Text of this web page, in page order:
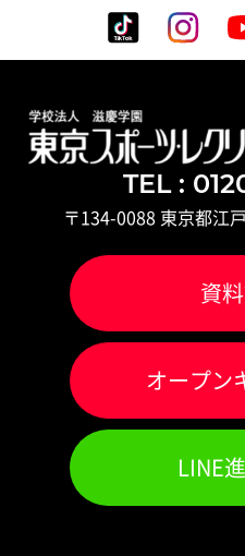
TEL :
〒134-0088 東京都江
資
オープン
LINE